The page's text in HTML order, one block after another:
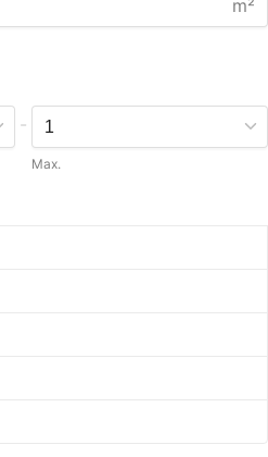
m²
-
Max.